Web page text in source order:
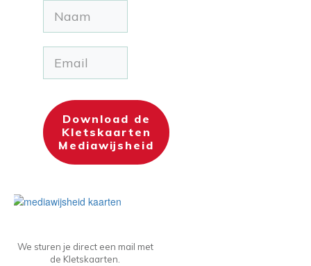
Download de
Kletskaarten
Mediawijsheid
We sturen je direct een mail met
de Kletskaarten.